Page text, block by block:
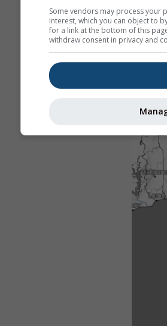
Some vendors may process your
interest, which you can object to
for a link at the bottom of this
withdraw consent in privacy and